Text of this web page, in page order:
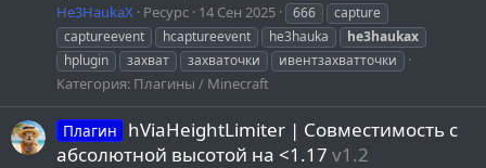
He3HaukaX Ресурс 14 Сен 2025 666
capture
captureevent
hcaptureevent he3hauka
he3haukax
hplugin
захват захваточки ивентзахватточки
Категория: Плагины / Minecraft
Плагин
hViaHeightLimiter | Совместимость с
абсолютной высотой на <1.17 v1.2